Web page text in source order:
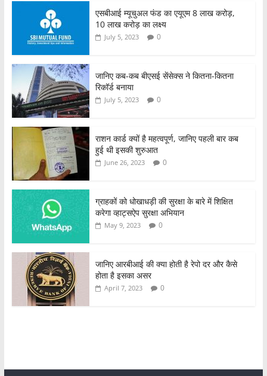
एसबीआई म्यूचुअल फंड का एयूएम 8 लाख करोड़,
10 लाख करोड़ का लक्ष्य
July 5, 2023 0
जानिए कब-कब बीएसई सेंसेक्स ने कितना-कितना
रिकॉर्ड बनाया
July 5, 2023 0
राशन कार्ड क्यों है महत्वपूर्ण, जानिए पहली बार कब
हुई थी इसकी शुरुआत
June 26, 2023 0
ग्राहकों को धोखाधड़ी की सुरक्षा के बारे में शिक्षित
करेगा व्हाट्सऐप सुरक्षा अभियान
May 9, 2023 0
जानिए आरबीआई की क्या होती है रेपो दर और कैसे
होता है इसका असर
April 7, 2023 0